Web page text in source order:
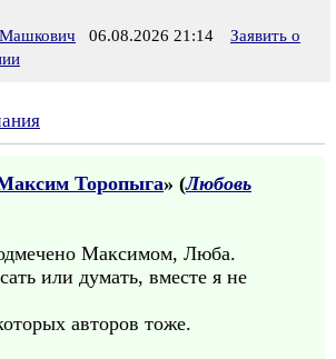
06.08.2026 21:14
Заявить о
Торопыга» (Любовь
Максимом, Люба.
или думать, вместе я не
авторов тоже.